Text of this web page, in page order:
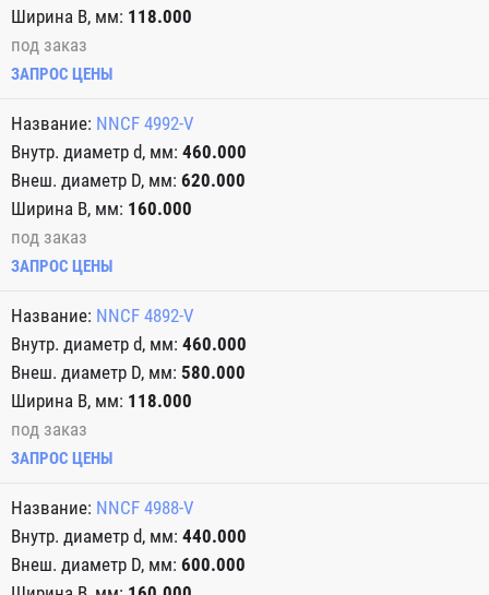
118.000
под заказ
ЗАПРОС ЦЕНЫ
NNCF 4992-V
460.000
620.000
160.000
под заказ
ЗАПРОС ЦЕНЫ
NNCF 4892-V
460.000
580.000
118.000
под заказ
ЗАПРОС ЦЕНЫ
NNCF 4988-V
440.000
600.000